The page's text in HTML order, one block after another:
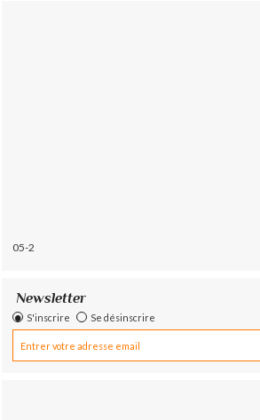
05-2
Newsletter
S'inscrire Se désinscrire